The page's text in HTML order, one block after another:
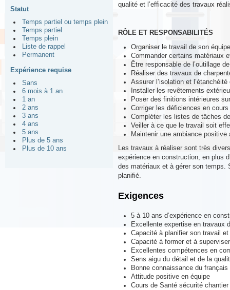
Statut
Temps partiel ou temps plein
Temps partiel
Temps plein
Liste de rappel
Permanent
Expérience requise
Sans
6 mois à 1 an
1 an
2 ans
3 ans
4 ans
5 ans
Plus de 5 ans
Plus de 10 ans
qualité et l’efficacité des travaux
RÔLE ET RESPONSABILITÉS
Organiser le travail de son
Commander certains matériaux
Être responsable de l’outillage
Réaliser des travaux de
Assurer l’isolation et
Installer les revêtements
Poser des finitions intérieures
Corriger les déficiences en
Compléter les listes de tâches
Veiller à ce que le travail soit
Maintenir une ambiance positive
Les travaux à réaliser sont très
expérience en construction, en plus
des matériaux et à gérer son temps.
planifié.
Exigences
5 à 10 ans d’expérience en
Excellente expertise en travaux
Capacité à planifier son travail
Capacité à former et à
Excellentes compétences en
Sens aigu du détail et de la
Bonne connaissance du
Attitude positive en équipe
Cours de Santé sécurité